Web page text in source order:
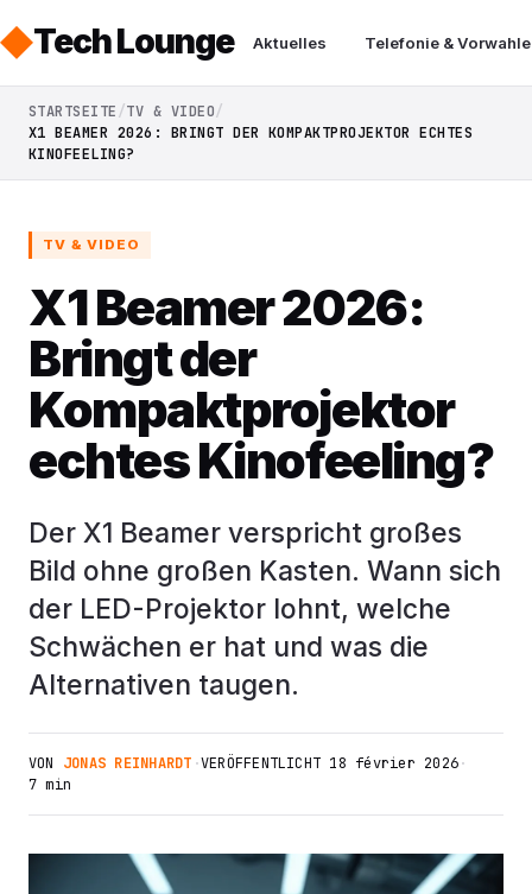
Tech Lounge Aktuelles Telefonie &
STARTSEITE
TV & VIDEO
X1 BEAMER 2026: BRINGT DER KOMPAKTPROJEKTOR ECHTES
KINOFEELING?
TV & VIDEO
X1 Beamer 2026:
Bringt der
Kompaktprojektor
echtes Kinofeeling?
Der X1 Beamer verspricht großes
Bild ohne großen Kasten. Wann sich
der LED-Projektor lohnt, welche
Schwächen er hat und was die
Alternativen taugen.
VON JONAS REINHARDT ·VERÖFFENTLICHT 18 février 2026·
7 min